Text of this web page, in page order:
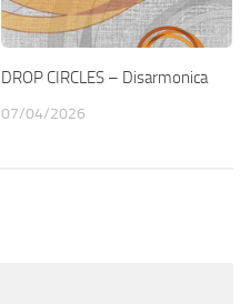
DROP CIRCLES – Disarmonica
07/04/2026